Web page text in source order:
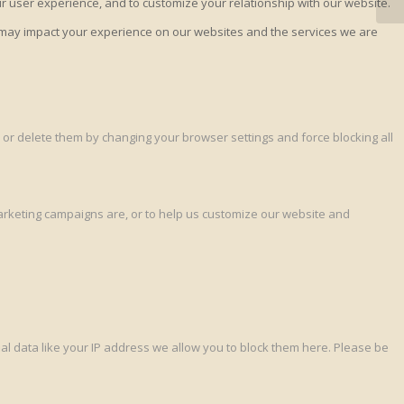
impact your experience on our websites and the services we are
delete them by changing your browser settings and force blocking all
campaigns are, or to help us customize our website and
data like your IP address we allow you to block them here. Please be